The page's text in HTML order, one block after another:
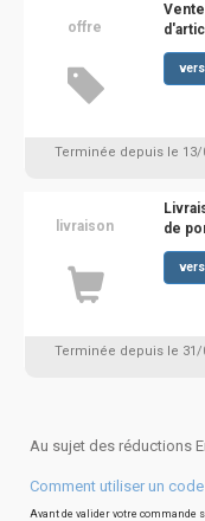
offre
Terminée depuis le 13/
livraison
de
Terminée depuis le 31/
Au sujet des réductions
Comment utiliser un
Avant de valider votre commande